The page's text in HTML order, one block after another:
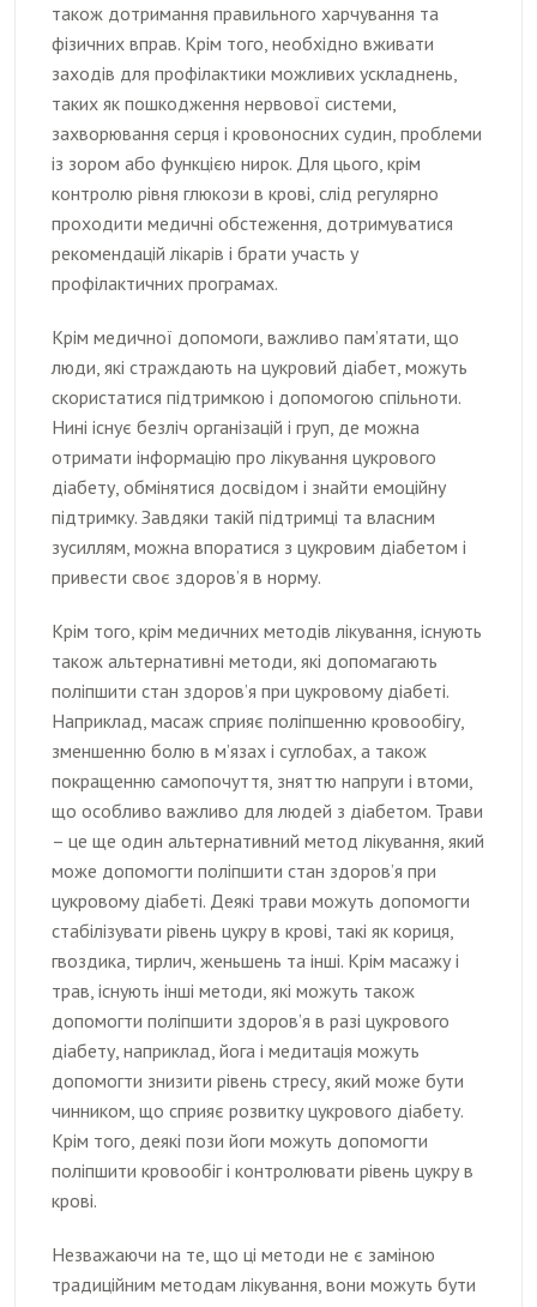
також дотримання правильного харчування та
фізичних вправ. Крім того, необхідно вживати
заходів для профілактики можливих ускладнень,
таких як пошкодження нервової системи,
захворювання серця і кровоносних судин, проблеми
із зором або функцією нирок. Для цього, крім
контролю рівня глюкози в крові, слід регулярно
проходити медичні обстеження, дотримуватися
рекомендацій лікарів і брати участь у
профілактичних програмах.
Крім медичної допомоги, важливо пам’ятати, що
люди, які страждають на цукровий діабет, можуть
скористатися підтримкою і допомогою спільноти.
Нині існує безліч організацій і груп, де можна
отримати інформацію про лікування цукрового
діабету, обмінятися досвідом і знайти емоційну
підтримку. Завдяки такій підтримці та власним
зусиллям, можна впоратися з цукровим діабетом і
привести своє здоров’я в норму.
Крім того, крім медичних методів лікування, існують
також альтернативні методи, які допомагають
поліпшити стан здоров’я при цукровому діабеті.
Наприклад, масаж сприяє поліпшенню кровообігу,
зменшенню болю в м’язах і суглобах, а також
покращенню самопочуття, зняттю напруги і втоми,
що особливо важливо для людей з діабетом. Трави
– це ще один альтернативний метод лікування, який
може допомогти поліпшити стан здоров’я при
цукровому діабеті. Деякі трави можуть допомогти
стабілізувати рівень цукру в крові, такі як кориця,
гвоздика, тирлич, женьшень та інші. Крім масажу і
трав, існують інші методи, які можуть також
допомогти поліпшити здоров’я в разі цукрового
діабету, наприклад, йога і медитація можуть
допомогти знизити рівень стресу, який може бути
чинником, що сприяє розвитку цукрового діабету.
Крім того, деякі пози йоги можуть допомогти
поліпшити кровообіг і контролювати рівень цукру в
крові.
Незважаючи на те, що ці методи не є заміною
традиційним методам лікування, вони можуть бути